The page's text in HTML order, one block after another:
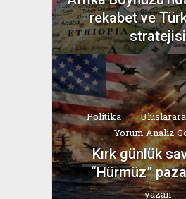
rekabet ve
stratejisi
yazan
Bahri Ak
Politika
Yorum Analiz
Kırk günlük
“Hürmüz”
yazan